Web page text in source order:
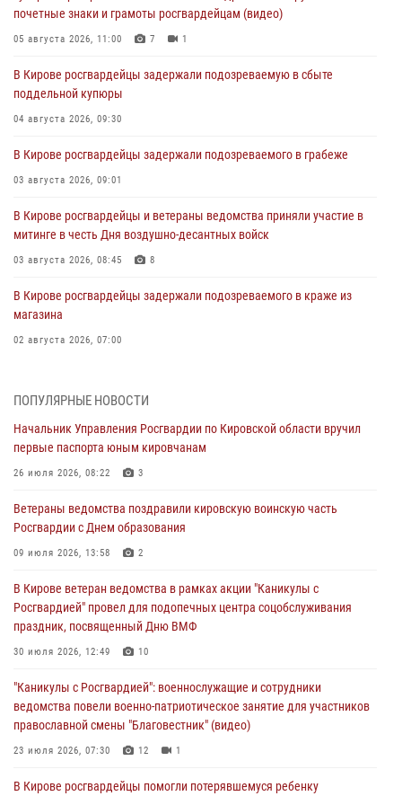
почетные знаки и грамоты росгвардейцам (видео)
05 августа 2026, 11:00 7 1
В Кирове росгвардейцы задержали подозреваемую в сбыте
поддельной купюры
04 августа 2026, 09:30
В Кирове росгвардейцы задержали подозреваемого в грабеже
03 августа 2026, 09:01
В Кирове росгвардейцы и ветераны ведомства приняли участие в
митинге в честь Дня воздушно-десантных войск
03 августа 2026, 08:45 8
В Кирове росгвардейцы задержали подозреваемого в краже из
магазина
02 августа 2026, 07:00
Российской Федерации
В Росгвардии вспоминают российских воинов, погибших в Первой
мировой войне 1914-1918 годов
В Кирове офицер Росгвардии стал победителем открытого
шахматного турнира
Директор Росгвардии Герой России генерал армии Виктор Золотов
поздравил специалистов подразделений тыла с профессиональным
праздником
ПОПУЛЯРНЫЕ НОВОСТИ
Начальник Управления Росгвардии по Кировской области вручил
первые паспорта юным кировчанам
26 июля 2026, 08:22 3
Ветераны ведомства поздравили кировскую воинскую часть
Росгвардии с Днем образования
09 июля 2026, 13:58 2
В Кирове ветеран ведомства в рамках акции "Каникулы с
Росгвардией" провел для подопечных центра соцобслуживания
праздник, посвященный Дню ВМФ
30 июля 2026, 12:49 10
"Каникулы с Росгвардией": военнослужащие и сотрудники
ведомства повели военно-патриотическое занятие для участников
православной смены "Благовестник" (видео)
23 июля 2026, 07:30 12 1
В Кирове росгвардейцы помогли потерявшемуся ребенку